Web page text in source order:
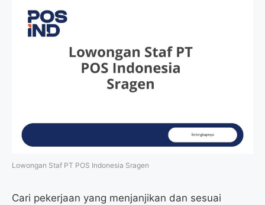
Lowongan Staf PT POS Indonesia Sragen
Cari pekerjaan yang menjanjikan dan sesuai